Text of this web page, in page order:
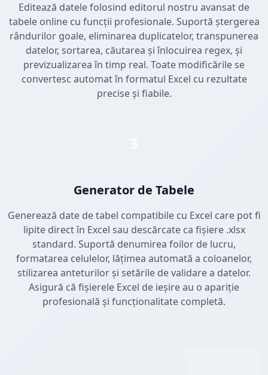
Editează datele folosind editorul nostru avansat de
tabele online cu funcții profesionale. Suportă ștergerea
rândurilor goale, eliminarea duplicatelor, transpunerea
datelor, sortarea, căutarea și înlocuirea regex, și
previzualizarea în timp real. Toate modificările se
convertesc automat în formatul Excel cu rezultate
precise și fiabile.
Generator de Tabele
Generează date de tabel compatibile cu Excel care pot fi
lipite direct în Excel sau descărcate ca fișiere .xlsx
standard. Suportă denumirea foilor de lucru,
formatarea celulelor, lățimea automată a coloanelor,
stilizarea anteturilor și setările de validare a datelor.
Asigură că fișierele Excel de ieșire au o apariție
profesională și funcționalitate completă.